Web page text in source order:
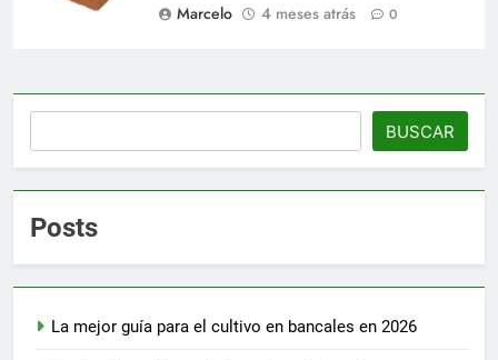
Marcelo
4 meses atrás 0
BUSCAR
Posts
La mejor guía para el cultivo en bancales en 2026